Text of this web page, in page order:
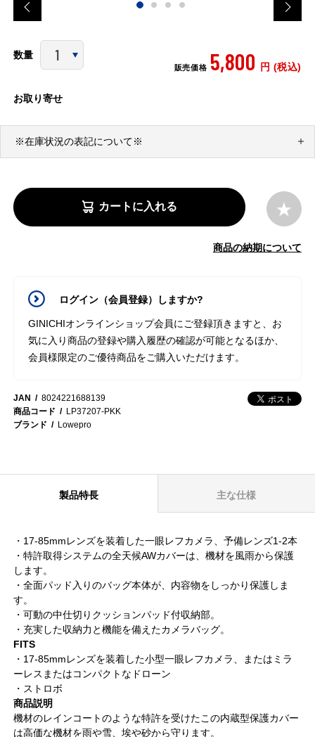
数量
販売価格 5,800 円 (税込)
お取り寄せ
※在庫状況の表記について※
カートに入れる
商品の納期について
ログイン（会員登録）しますか?
GINICHIオンラインショップ会員にご登録頂きますと、お
気に入り商品の登録や購入履歴の確認が可能となるほか、
会員様限定のご優待商品をご購入いただけます。
JAN
8024221688139
商品コード
LP37207-PKK
ブランド
Lowepro
製品特長 主な仕様
・17-85mmレンズを装着した一眼レフカメラ、予備レンズ1-2本
・特許取得システムの全天候AWカバーは、機材を風雨から保護
します。
・全面パッド入りのバッグ本体が、内容物をしっかり保護しま
す。
・可動の中仕切りクッションパッド付収納部。
・充実した収納力と機能を備えたカメラバッグ。
FITS
・17-85mmレンズを装着した小型一眼レフカメラ、またはミラ
ーレスまたはコンパクトなドローン
・ストロボ
商品説明
機材のレインコートのような特許を受けたこの内蔵型保護カバー
は高価な機材を雨や雪、埃や砂から守ります。